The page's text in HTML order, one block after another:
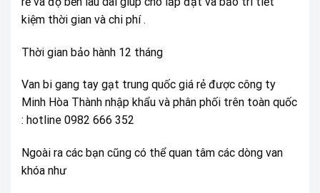
kiệm thời gian và chi phí .
Thời gian bảo hành 12 tháng
Van bi gang tay gạt trung quốc giá rẻ được công ty
Minh Hòa Thành nhập khẩu và phân phối trên toàn quốc
: hotline 0982 666 352
Ngoài ra các bạn cũng có thể quan tâm các dòng van
khóa như